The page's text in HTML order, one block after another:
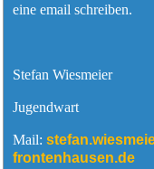
eine email schreiben.
Stefan Wiesmeier
Jugendwart
Mail:
frontenhausen.de